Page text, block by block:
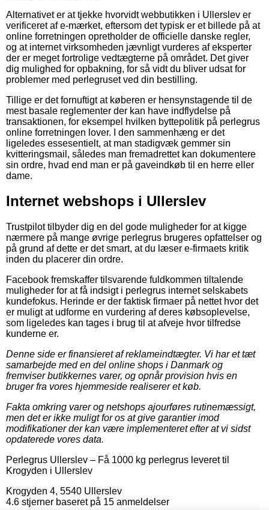
Alternativet er at tjekke hvorvidt webbutikken i Ullerslev er
verificeret af e-mærket, eftersom det typisk er et billede på at
online forretningen opretholder de officielle danske regler,
og at internet virksomheden jævnligt vurderes af eksperter
der er meget fortrolige vedtægterne på området. Det giver
dig mulighed for opbakning, for så vidt du bliver udsat for
problemer med perlegruset ved din bestilling.
Tillige er det fornuftigt at køberen er hensynstagende til de
mest basale reglementer der kan have indflydelse på
transaktionen, for eksempel hvilken byttepolitik på perlegrus
online forretningen lover. I den sammenhæng er det
ligeledes essesentielt, at man stadigvæk gemmer sin
kvitteringsmail, således man fremadrettet kan dokumentere
sin ordre, hvad end man er på gaveindkøb til en herre eller
dame.
Internet webshops i Ullerslev
Trustpilot tilbyder dig en del gode muligheder for at kigge
nærmere på mange øvrige perlegrus brugeres opfattelser og
på grund af dette er det smart, at du læser e-firmaets kritik
inden du placerer din ordre.
Facebook fremskaffer tilsvarende fuldkommen tiltalende
muligheder for at få indsigt i perlegrus internet selskabets
kundefokus. Herinde er der faktisk firmaer på nettet hvor det
er muligt at udforme en vurdering af deres købsoplevelse,
som ligeledes kan tages i brug til at afveje hvor tilfredse
kunderne er.
Denne side er finansieret af reklameindtægter. Vi har et tæt
samarbejde med en del online shops i Danmark og
fremviser butikkernes varer, og opnår provision hvis en
bruger fra vores hjemmeside realiserer et køb.
Fakta omkring varer og netshops ajourføres rutinemæssigt,
men det er ikke muligt for os at give garantier imod
modifikationer der kan være implementeret efter at vi sidst
opdaterede vores data.
Perlegrus Ullerslev – Få 1000 kg perlegrus leveret til
Krogyden i Ullerslev
Krogyden 4, 5540 Ullerslev
4.6 stjerner baseret på 15 anmeldelser